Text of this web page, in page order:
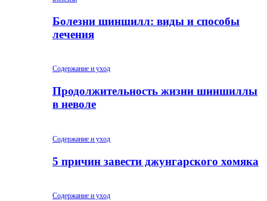
Болезни шиншилл: виды и способы
лечения
Содержание и уход
Продолжительность жизни шиншиллы
в неволе
Содержание и уход
5 причин завести джунгарского хомяка
Содержание и уход